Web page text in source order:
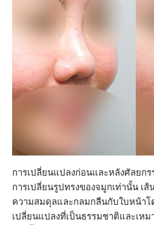
การเปลี่ยนแปลงก่อนและหลังศัลยก
การเปลี่ยนรูปทรงของจมูกเท่านั้น เ
ความสมดุลและกลมกลืนกับใบหน้าโ
เปลี่ยนแปลงที่เป็นธรรมชาติและเห